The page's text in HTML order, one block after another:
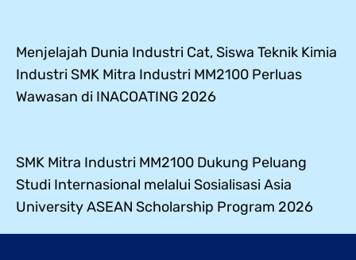
Menjelajah Dunia Industri Cat, Siswa Teknik Kimia
Industri SMK Mitra Industri MM2100 Perluas
Wawasan di INACOATING 2026
SMK Mitra Industri MM2100 Dukung Peluang
Studi Internasional melalui Sosialisasi Asia
University ASEAN Scholarship Program 2026